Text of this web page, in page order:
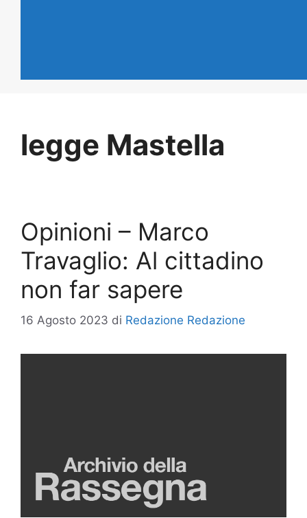
legge Mastella
Opinioni – Marco
Travaglio: Al cittadino
non far sapere
16 Agosto 2023 di Redazione Redazione